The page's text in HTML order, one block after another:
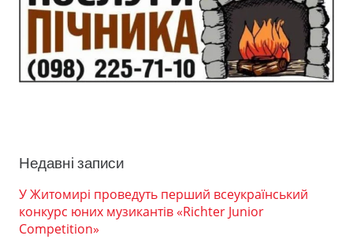
Недавні записи
У Житомирі проведуть перший всеукраїнський
конкурс юних музикантів «Richter Junior
Competition»